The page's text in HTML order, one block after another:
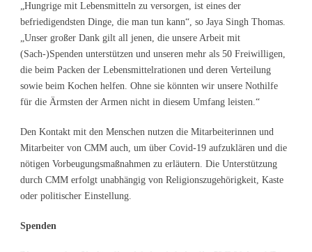
„Hungrige mit Lebensmitteln zu versorgen, ist eines der
befriedigendsten Dinge, die man tun kann“, so Jaya Singh Thomas.
„Unser großer Dank gilt all jenen, die unsere Arbeit mit
(Sach-)Spenden unterstützen und unseren mehr als 50 Freiwilligen,
die beim Packen der Lebensmittelrationen und deren Verteilung
sowie beim Kochen helfen. Ohne sie könnten wir unsere Nothilfe
für die Ärmsten der Armen nicht in diesem Umfang leisten.“
Den Kontakt mit den Menschen nutzen die Mitarbeiterinnen und
Mitarbeiter von CMM auch, um über Covid-19 aufzuklären und die
nötigen Vorbeugungsmaßnahmen zu erläutern. Die Unterstützung
durch CMM erfolgt unabhängig von Religionszugehörigkeit, Kaste
oder politischer Einstellung.
Spenden